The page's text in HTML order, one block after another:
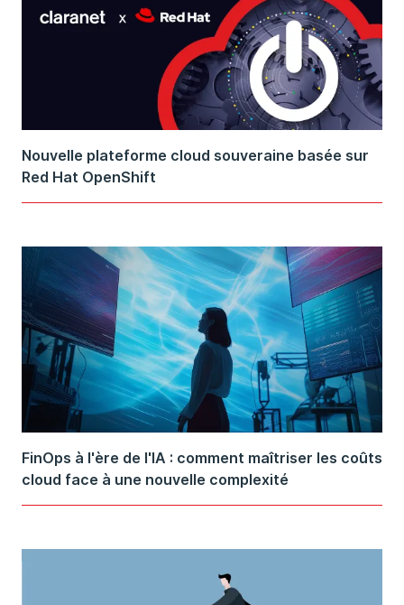
Nouvelle plateforme cloud souveraine basée sur
Red Hat OpenShift
FinOps à l'ère de l'IA : comment maîtriser les coûts
cloud face à une nouvelle complexité